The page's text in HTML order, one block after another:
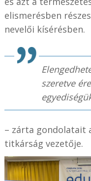
elismerésben
nevelői kísérésben.
szeretve
– zárta gondolatait
titkárság vezetője.